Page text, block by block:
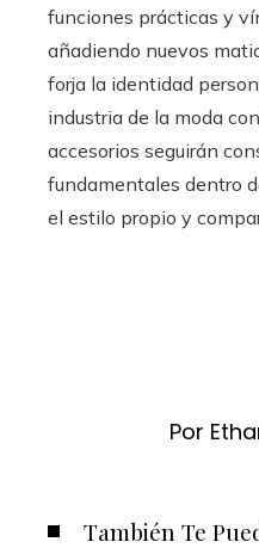
funciones prácticas y
añadiendo nuevos
forja la identidad
industria de la moda
accesorios seguirán
fundamentales dentro
el estilo propio y
Por
También Te